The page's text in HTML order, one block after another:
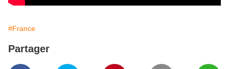
#France
Partager